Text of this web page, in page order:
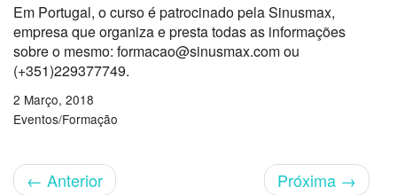
Em Portugal, o curso é patrocinado pela Sinusmax,
empresa que organiza e presta todas as informações
sobre o mesmo: formacao@sinusmax.com ou
(+351)229377749.
2 Março, 2018
Eventos/Formação
← Anterior Próxima →